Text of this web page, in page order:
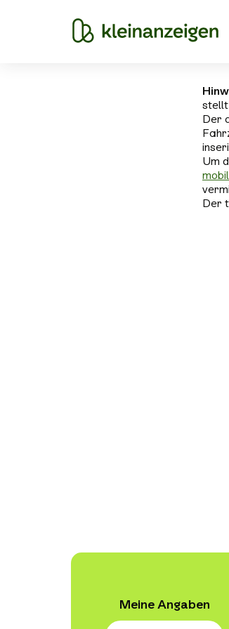
stellt
Der
Um
Der
Meine Angaben